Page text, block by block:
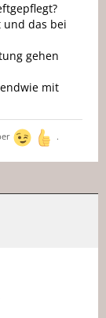
und das bei
gehen
mit
.